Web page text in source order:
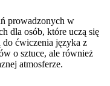
prowadzonych w
dla osób, które uczą się
do ćwiczenia języka z
o sztuce, ale również
atmosferze.